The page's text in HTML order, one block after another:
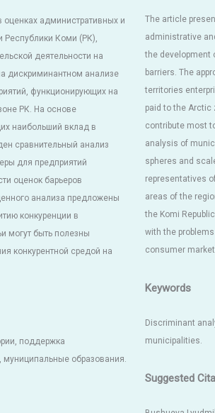
административных и
Республики Коми (РК),
деятельности на
дискриминантном анализе
функционирующих на
РК. На основе
наибольший вклад в
сравнительный анализ
для предприятий
оценок барьеров
анализа предложены
конкуренции в
могут быть полезны
конкурентной средой на
поддержка
муниципальные образования.
The article
administrative
the development
barriers. The
territories
paid to the Arctic
contribute most
analysis of
spheres and
representatives
areas of the
the Komi
with the
consumer
Keywords
Discriminant
municipalities.
Suggested